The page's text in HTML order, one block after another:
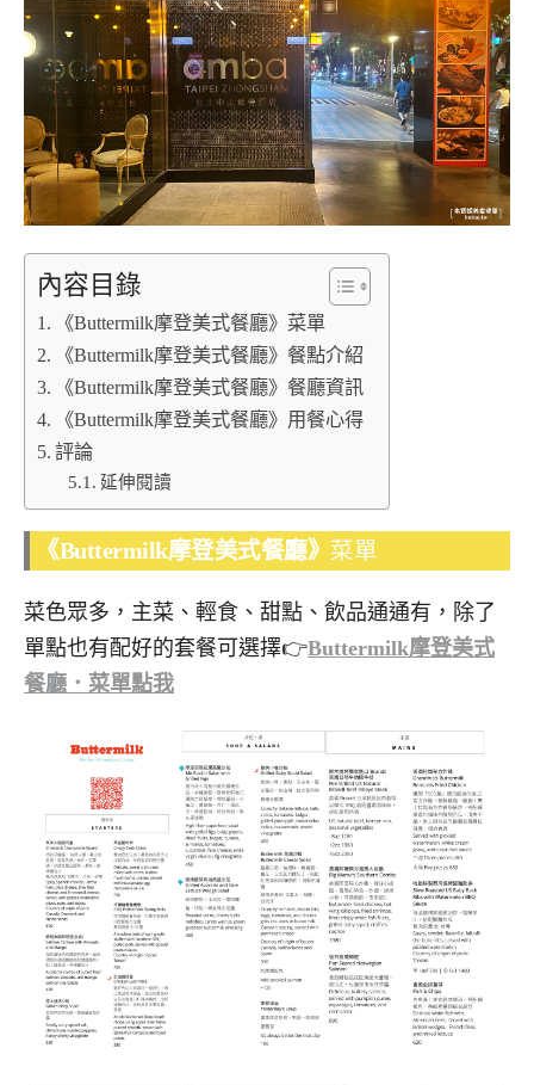
內容目錄
《Buttermilk摩登美式餐廳》菜單
《Buttermilk摩登美式餐廳》餐點介紹
《Buttermilk摩登美式餐廳》餐廳資訊
《Buttermilk摩登美式餐廳》用餐心得
評論
延伸閱讀
《Buttermilk摩登美式餐廳》 菜單
菜色眾多，主菜、輕食、甜點、飲品通通有，除了
單點也有配好的套餐可選擇👉Buttermilk摩登美式
餐廳．菜單點我